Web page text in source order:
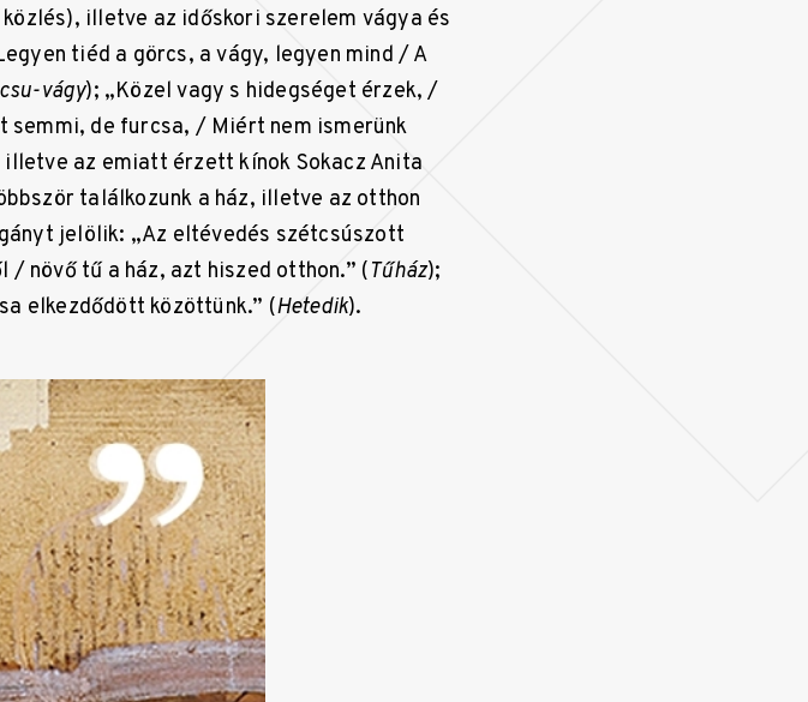
illetve az időskori szerelem vágya és
tiéd a görcs, a vágy, legyen mind / A
vágy); „Közel vagy s hidegséget érzek, /
de furcsa, / Miért nem ismerünk
az emiatt érzett kínok Sokacz Anita
találkozunk a ház, illetve az otthon
jelölik: „Az eltévedés szétcsúszott
növő tű a ház, azt hiszed otthon.” (Tűház);
elkezdődött közöttünk.” (Hetedik).